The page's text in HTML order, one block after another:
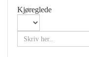
Kjøreglede